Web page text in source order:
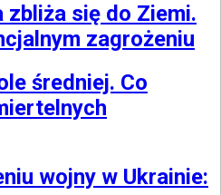
się do Ziemi.
zagrożeniu
średniej. Co
wojny w Ukrainie: